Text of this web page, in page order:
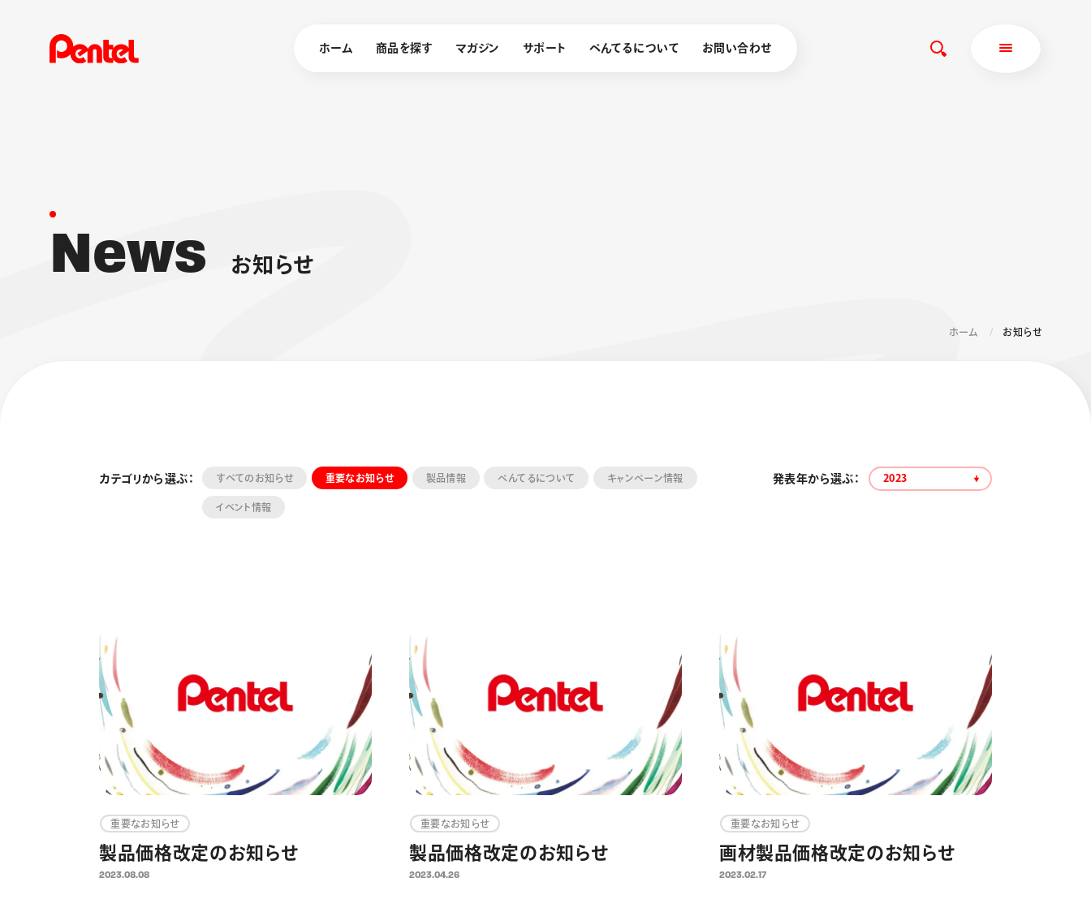
ホーム 商品を探す マガジン サポート ぺんてるについて お問い合わせ
エナージェル
シャープペン
消し具
News お知 らせ
ホーム お知らせ
カテゴリから選ぶ： すべてのお知らせ 重要なお知らせ 製品情報 ぺんてるについて キャンペーン情報
イベント情報
発表年から選ぶ： 2023
重要なお知らせ
製品価格改定のお知らせ
2023.08.08
重要なお知らせ
製品価格改定のお知らせ
2023.04.26
重要なお知らせ
画材製品価格改定のお知らせ
2023.02.17